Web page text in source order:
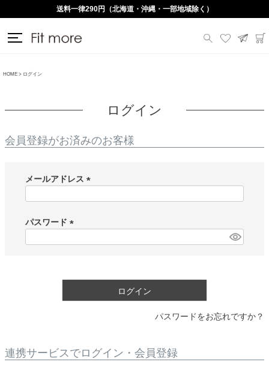
送料一律290円（北海道・沖縄・一部地域除く）
HOME ログイン
ログイン
会員登録がお済みのお客様
メールアドレス
)
パスワード
ログイン
パスワードをお忘れですか？
連携サービスでログイン・会員登録